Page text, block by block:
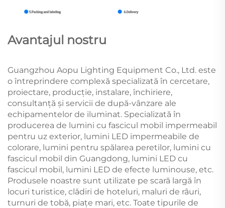
Avantajul nostru
Guangzhou Aopu Lighting Equipment Co., Ltd. este
o întreprindere complexă specializată în cercetare,
proiectare, producție, instalare, închiriere,
consultanță și servicii de după-vânzare ale
echipamentelor de iluminat. Specializată în
producerea de lumini cu fascicul mobil impermeabil
pentru uz exterior, lumini LED impermeabile de
colorare, lumini pentru spălarea peretilor, lumini cu
fascicul mobil din Guangdong, lumini LED cu
fascicul mobil, lumini LED de efecte luminouse, etc.
Produsele noastre sunt utilizate pe scară largă în
locuri turistice, clădiri de hoteluri, maluri de râuri,
turnuri de tobă, piațe mari, etc. Toate tipurile de